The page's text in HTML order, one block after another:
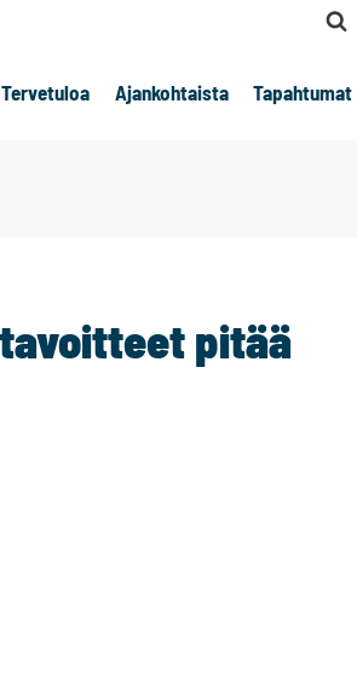
Tervetuloa Ajankohtaista Tapahtumat
pitää